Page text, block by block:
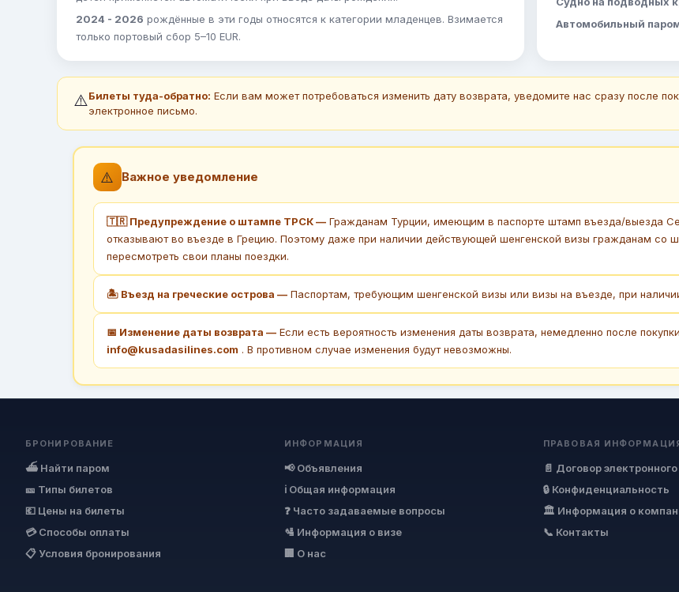
2024 - 2026 рождённые в эти годы относятся к категории младенцев. Взимается
только портовый сбор 5–10 EUR.
Автомобильный
⚠️Билеты туда-обратно: Если вам может потребоваться изменить дату возврата, уведомите нас сразу после
электронное письмо.
⚠️ Важное уведомление
🇹🇷 Предупреждение о штампе ТРСК —Гражданам Турции, имеющим в паспорте штамп въезда/выезда
отказывают во въезде в Грецию. Поэтому даже при наличии действующей шенгенской визы гражданам со
пересмотреть свои планы поездки.
🏝 Въезд на греческие острова —Паспортам, требующим шенгенской визы или визы на въезде, при
📅 Изменение даты возврата —Если есть вероятность изменения даты возврата, немедленно после
info@kusadasilines.com . В противном случае изменения будут невозможны.
БРОНИРОВАНИЕ
⛴ Найти паром
🎫 Типы билетов
💶 Цены на билеты
💳 Способы оплаты
📋 Условия бронирования
ИНФОРМАЦИЯ
📢 Объявления
ℹ Общая информация
❓ Часто задаваемые вопросы
🛂 Информация о визе
🏢 О нас
ПРАВОВАЯ
📄 Договор
🔒 Конфиденциальность
🏛 Информация о
📞 Контакты